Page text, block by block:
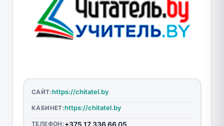
САЙТ:https://chitatel.by
КАБИНЕТ:https://chitatel.by
ТЕЛЕФОН: